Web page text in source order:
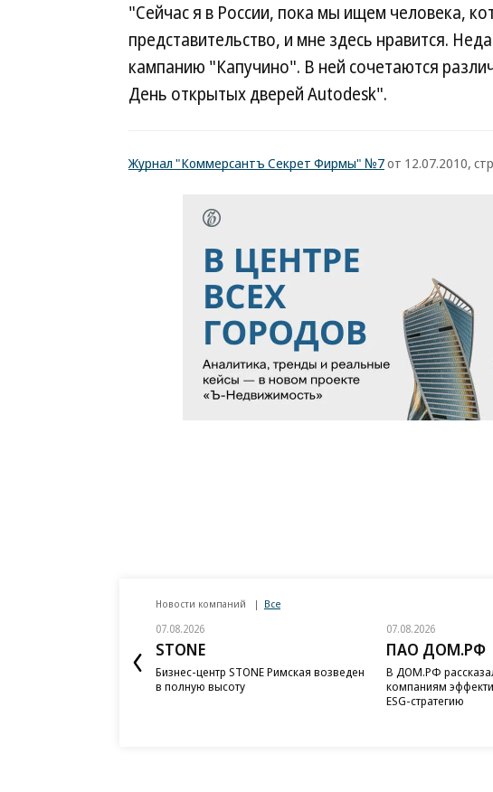
"Сейчас я в России, пока мы ищем человека,
представительство, и мне здесь нравится.
кампанию "Капучино". В ней сочетаются
День открытых дверей Autodesk".
Журнал "Коммерсантъ Секрет Фирмы" №7от 12.07.2010,
Новости компаний Все
07.08.2026
STONE
Бизнес-центр STONE Римская возведен
в полную высоту
07.08.2026
ПАО ДОМ.РФ
В ДОМ.РФ
компаниям
ESG-стратегию